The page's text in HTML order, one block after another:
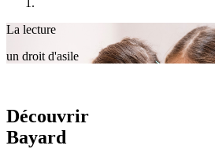
La lecture
un droit d'asile
Découvrir
Bayard